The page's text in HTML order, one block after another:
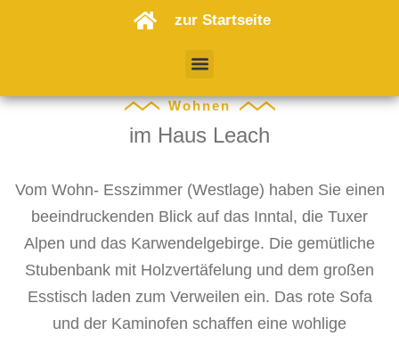
zur Startseite
Wohnen
im Haus Leach
Vom Wohn- Esszimmer (Westlage) haben Sie einen
beeindruckenden Blick auf das Inntal, die Tuxer
Alpen und das Karwendelgebirge. Die gemütliche
Stubenbank mit Holzvertäfelung und dem großen
Esstisch laden zum Verweilen ein. Das rote Sofa
und der Kaminofen schaffen eine wohlige